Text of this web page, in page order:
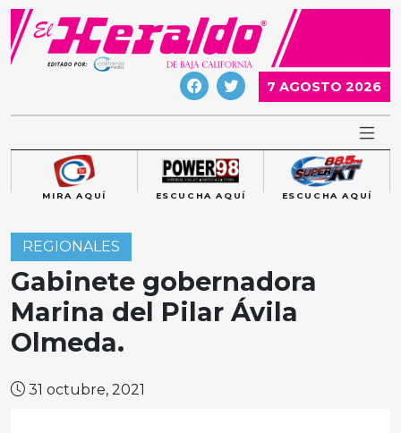
Skip
content
7 AGOSTO 2026
MIRA AQUÍ ESCUCHA AQUÍ ESCUCHA AQUÍ
REGIONALES
Gabinete gobernadora
Marina del Pilar Ávila
Olmeda.
31 octubre, 2021